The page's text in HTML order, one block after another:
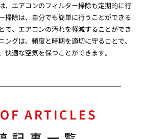
、エアコンのフィルター掃除も定期的に行
掃除は、自分でも簡単に行うことができる
で、エアコンの汚れを軽減することができ
ングは、頻度と時期を適切に守ることで、
快適な空気を保つことができます。
ARTICLES